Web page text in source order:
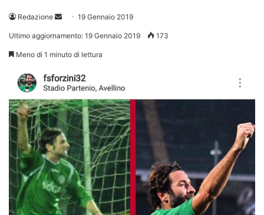
Redazione
Invia 19 Gennaio 2019
Ultimo aggiornamento: 19 Gennaio 2019 173
Meno di 1 minuto di lettura